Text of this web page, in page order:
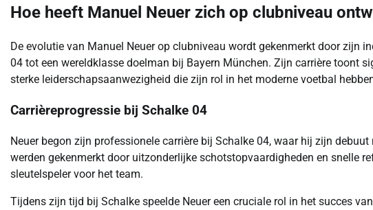
Hoe heeft Manuel Neuer zich op clubniveau
De evolutie van Manuel Neuer op clubniveau wordt gekenmerkt door zijn
04 tot een wereldklasse doelman bij Bayern München. Zijn carrière toont
sterke leiderschapsaanwezigheid die zijn rol in het moderne voetbal
Carrièreprogressie bij Schalke 04
Neuer begon zijn professionele carrière bij Schalke 04, waar hij zijn
werden gekenmerkt door uitzonderlijke schotstopvaardigheden en snelle
sleutelspeler voor het team.
Tijdens zijn tijd bij Schalke speelde Neuer een cruciale rol in het succes